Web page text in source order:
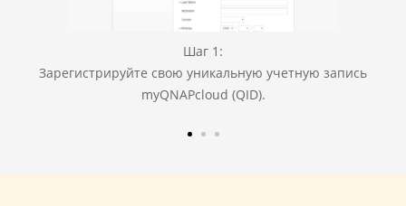
Шаг 1:
Зарегистрируйте свою уникальную учетную запись
myQNAPcloud (QID).